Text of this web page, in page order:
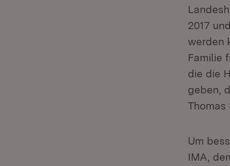
2017
werden
Familie
die die
geben,
Thomas
Um
IMA,